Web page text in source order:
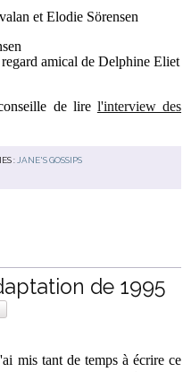
et Elodie Sörensen
amical de Delphine Eliet
de lire l'interview des
: JANE'S GOSSIPS
de 1995
mis tant de temps à écrire ce